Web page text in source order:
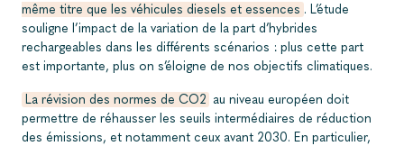
même titre que les véhicules diesels et essences . L’étude
souligne l’impact de la variation de la part d’hybrides
rechargeables dans les différents scénarios : plus cette part
est importante, plus on s’éloigne de nos objectifs climatiques.
La révision des normes de CO2 au niveau européen doit
permettre de réhausser les seuils intermédiaires de réduction
des émissions, et notamment ceux avant 2030. En particulier,